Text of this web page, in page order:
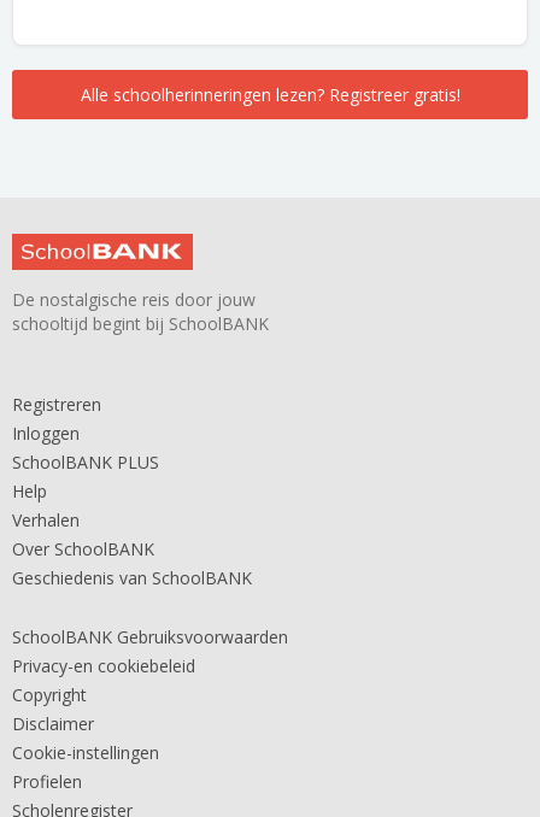
Alle schoolherinneringen lezen? Registreer gratis!
De nostalgische reis door jouw
schooltijd begint bij SchoolBANK
Registreren
Inloggen
SchoolBANK PLUS
Help
Verhalen
Over SchoolBANK
Geschiedenis van SchoolBANK
SchoolBANK Gebruiksvoorwaarden
Privacy-en cookiebeleid
Copyright
Disclaimer
Cookie-instellingen
Profielen
Scholenregister